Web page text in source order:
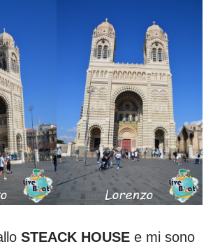
STEACK HOUSE e mi sono